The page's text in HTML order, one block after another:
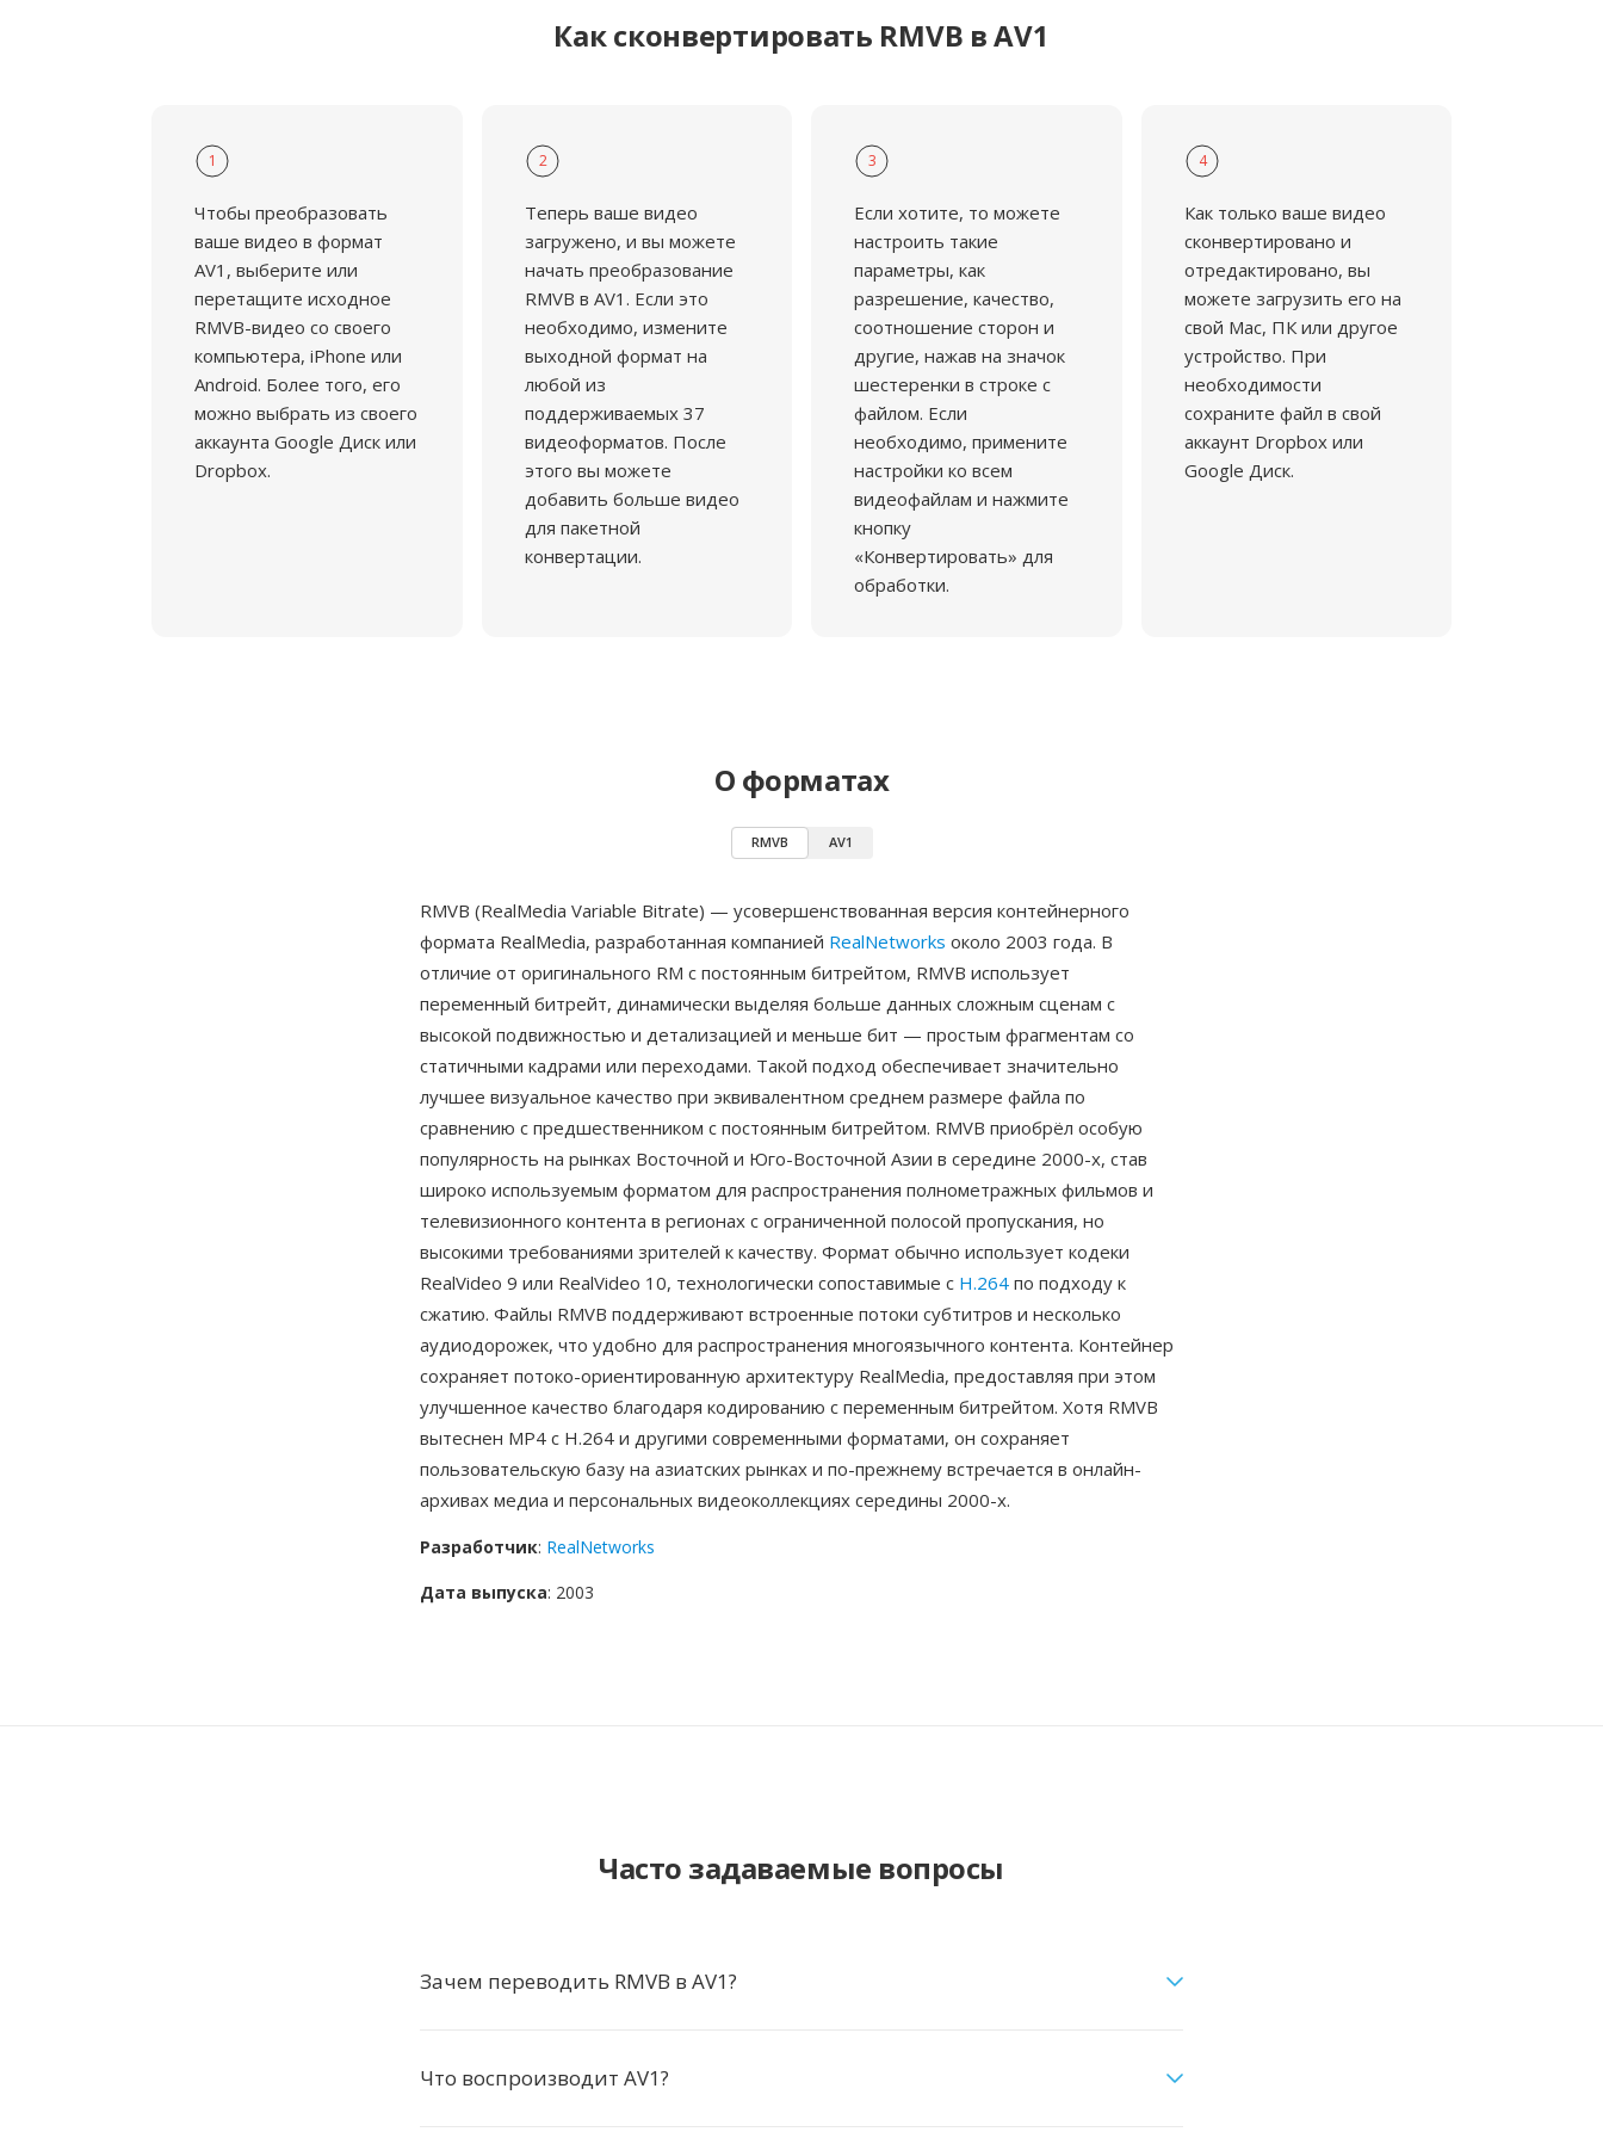
Как сконвертировать RMVB в AV1
1
Чтобы преобразовать
ваше видео в формат
AV1, выберите или
перетащите исходное
RMVB-видео со своего
компьютера, iPhone или
Android. Более того, его
можно выбрать из своего
аккаунта Google Диск или
Dropbox.
2
Теперь ваше видео
загружено, и вы можете
начать преобразование
RMVB в AV1. Если это
необходимо, измените
выходной формат на
любой из
поддерживаемых 37
видеоформатов. После
этого вы можете
добавить больше видео
для пакетной
конвертации.
3
Если хотите, то можете
настроить такие
параметры, как
разрешение, качество,
соотношение сторон и
другие, нажав на значок
шестеренки в строке с
файлом. Если
необходимо, примените
настройки ко всем
видеофайлам и нажмите
кнопку
«Конвертировать» для
обработки.
4
Как только ваше видео
сконвертировано и
отредактировано, вы
можете загрузить его на
свой Mac, ПК или другое
устройство. При
необходимости
сохраните файл в свой
аккаунт Dropbox или
Google Диск.
О форматах
RMVB AV1
RMVB (RealMedia Variable Bitrate) — усовершенствованная версия контейнерного
формата RealMedia, разработанная компанией RealNetworks около 2003 года. В
отличие от оригинального RM с постоянным битрейтом, RMVB использует
переменный битрейт, динамически выделяя больше данных сложным сценам с
высокой подвижностью и детализацией и меньше бит — простым фрагментам со
статичными кадрами или переходами. Такой подход обеспечивает значительно
лучшее визуальное качество при эквивалентном среднем размере файла по
сравнению с предшественником с постоянным битрейтом. RMVB приобрёл особую
популярность на рынках Восточной и Юго-Восточной Азии в середине 2000-х, став
широко используемым форматом для распространения полнометражных фильмов и
телевизионного контента в регионах с ограниченной полосой пропускания, но
высокими требованиями зрителей к качеству. Формат обычно использует кодеки
RealVideo 9 или RealVideo 10, технологически сопоставимые с H.264 по подходу к
сжатию. Файлы RMVB поддерживают встроенные потоки субтитров и несколько
аудиодорожек, что удобно для распространения многоязычного контента. Контейнер
сохраняет потоко-ориентированную архитектуру RealMedia, предоставляя при этом
улучшенное качество благодаря кодированию с переменным битрейтом. Хотя RMVB
вытеснен MP4 с H.264 и другими современными форматами, он сохраняет
пользовательскую базу на азиатских рынках и по-прежнему встречается в онлайн-
архивах медиа и персональных видеоколлекциях середины 2000-х.
Разработчик: RealNetworks
Дата выпуска: 2003
Часто задаваемые вопросы
Зачем переводить RMVB в AV1?
Что воспроизводит AV1?